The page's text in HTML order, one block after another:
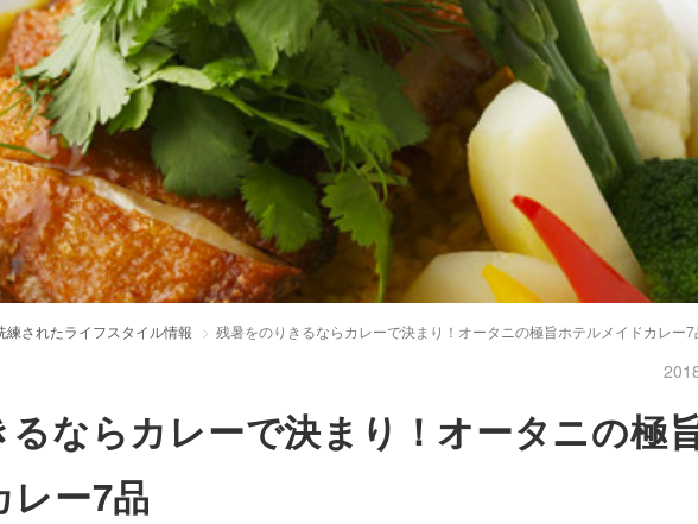
されたライフスタイル情報 残暑をのりきるならカレーで決まり！オータニの極旨ホテルメイドカレー7
ならカレーで決まり！オータニの極
レー7品